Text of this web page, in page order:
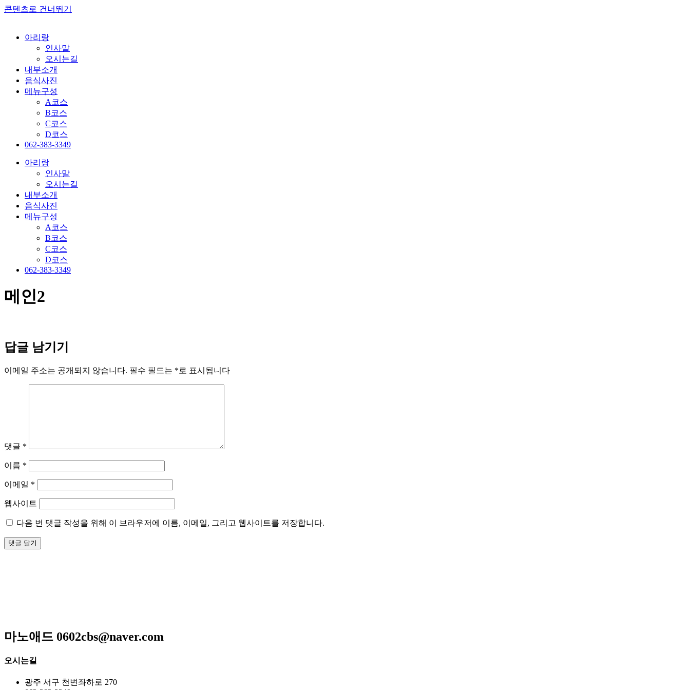
콘텐츠로 건너뛰기
아리랑
인사말
오시는길
내부소개
음식사진
메뉴구성
A코스
B코스
C코스
D코스
062-383-3349
아리랑
인사말
오시는길
내부소개
음식사진
메뉴구성
A코스
B코스
C코스
D코스
062-383-3349
메인2
답글 남기기
이메일 주소는 공개되지 않습니다. 필수 필드는 *로 표시됩니다
댓글 *
이름 *
이메일 *
웹사이트
다음 번 댓글 작성을 위해 이 브라우저에 이름, 이메일, 그리고 웹사이트를 저장합니다.
마노애드 0602cbs@naver.com
오시는길
광주 서구 천변좌하로 270